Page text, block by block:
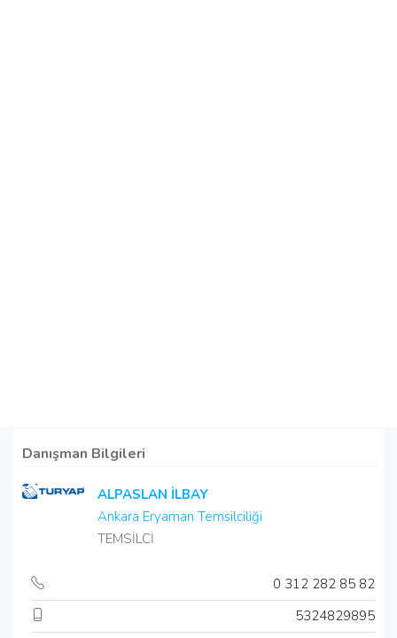
Danışman Bilgileri
ALPASLAN İLBAY
Ankara Eryaman Temsilciliği
TEMSİLCİ
0 312 282 85 82
5324829895